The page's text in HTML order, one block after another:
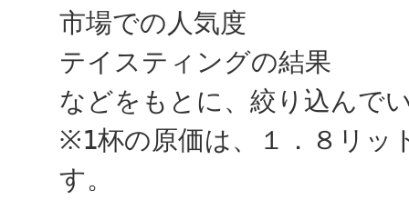
市場での人気度
テイスティングの結果
などをもとに、絞り込んで
※1杯の原価は、１．８リッ
す。